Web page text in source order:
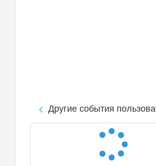
Другие события